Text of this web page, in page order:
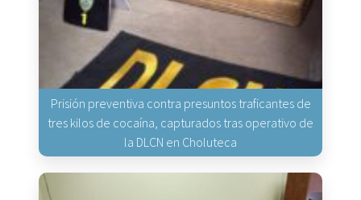
Prisión preventiva contra presuntos traficantes de
tres kilos de cocaína, capturados tras operativo de
la DLCN en Choluteca